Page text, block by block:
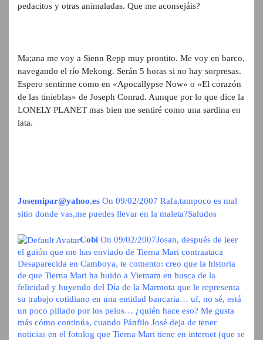
pedacitos y otras animaladas. Que me aconsejáis?
Ma;ana me voy a Sienn Repp muy prontito. Me voy en barco,
navegando el río Mekong. Serán 5 horas si no hay sorpresas.
Espero sentirme como en «Apocallypse Now» o «El corazón
de las tinieblas» de Joseph Conrad. Aunque por lo que dice la
LONELY PLANET mas bien me sentiré como una sardina en
lata.
Josemipar@yahoo.es On 09/02/2007 Rafa,tampoco es mal
sitio donde vas,me puedes llevar en la maleta?Saludos
Cobi On 09/02/2007Josan, después de leer
el guión que me has enviado de Tierna Mari contraataca 
Desaparecida en Camboya, te comento: creo que la historia
de que Tierna Mari ha huido a Vietnam en busca de la
felicidad y huyendo del Día de la Marmota que le representa
su trabajo cotidiano en una entidad bancaria… uf, no sé, está
un poco pillado por los pelos… ¿quién hace eso? Me gusta
más cómo continúa, cuando Pánfilo José deja de tener
noticias en el fotolog que Tierna Mari tiene en internet (que se